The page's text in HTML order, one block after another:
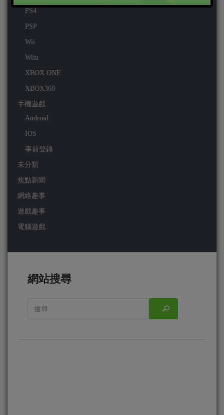
PS4
PSP
Wii
Wiiu
XBOX ONE
XBOX360
手機遊戲
Android
IOS
事前登錄
未分類
焦點新聞
網絡趣事
遊戲趣事
電腦遊戲
網站搜尋